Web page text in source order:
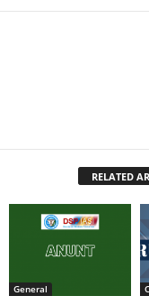
RELATED
General